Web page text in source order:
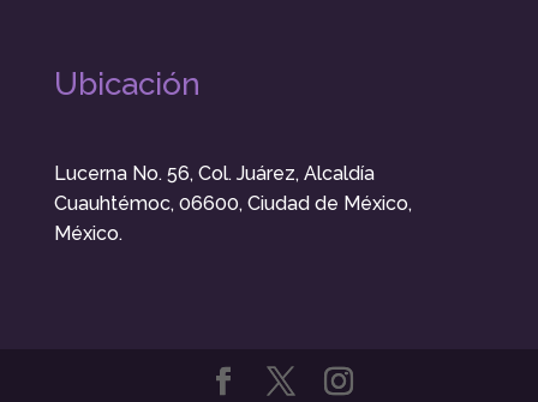
Ubicación
Lucerna No. 56, Col. Juárez, Alcaldía
Cuauhtémoc, 06600, Ciudad de México,
México.